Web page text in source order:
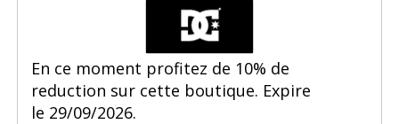
En ce moment profitez de 10% de
reduction sur cette boutique. Expire
le 29/09/2026.